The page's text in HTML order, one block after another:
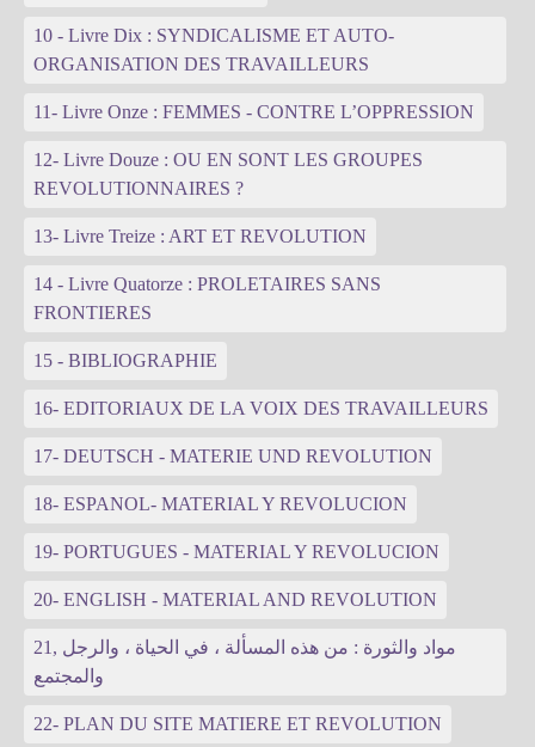
10 - Livre Dix : SYNDICALISME ET AUTO-
ORGANISATION DES TRAVAILLEURS
11- Livre Onze : FEMMES - CONTRE L’OPPRESSION
12- Livre Douze : OU EN SONT LES GROUPES
REVOLUTIONNAIRES ?
13- Livre Treize : ART ET REVOLUTION
14 - Livre Quatorze : PROLETAIRES SANS
FRONTIERES
15 - BIBLIOGRAPHIE
16- EDITORIAUX DE LA VOIX DES TRAVAILLEURS
17- DEUTSCH - MATERIE UND REVOLUTION
18- ESPANOL- MATERIAL Y REVOLUCION
19- PORTUGUES - MATERIAL Y REVOLUCION
20- ENGLISH - MATERIAL AND REVOLUTION
21, مواد والثورة : من هذه المسألة ، في الحياة ، والرجل
والمجتمع
22- PLAN DU SITE MATIERE ET REVOLUTION